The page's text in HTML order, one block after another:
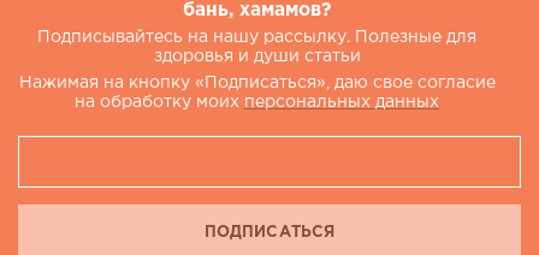
бань, хамамов?
Подписывайтесь на нашу рассылку. Полезные для
здоровья и души статьи
Нажимая на кнопку «Подписаться», даю свое согласие
на обработку моих персональных данных
ПОДПИСАТЬСЯ